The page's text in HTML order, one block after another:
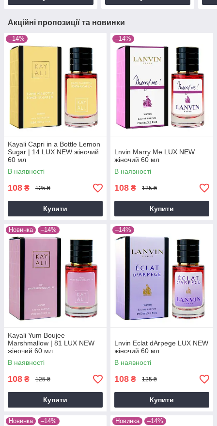
Акційні пропозиції та новинки
–14%
Kayali Capri in a Bottle Lemon
Sugar | 14 LUX NEW жіночий
60 мл
В наявності
108 ₴ 125 ₴
Купити
–14%
Lnvin Marry Me LUX NEW
жіночий 60 мл
В наявності
108 ₴ 125 ₴
Купити
Новинка –14%
Kayali Yum Boujee
Marshmallow | 81 LUX NEW
жіночий 60 мл
В наявності
108 ₴ 125 ₴
Купити
–14%
Lnvin Eclat dArpege LUX NEW
жіночий 60 мл
В наявності
108 ₴ 125 ₴
Купити
Новинка –14% Новинка –14%